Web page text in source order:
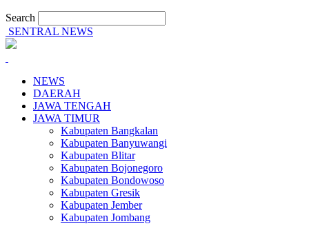
Search
SENTRAL NEWS
NEWS
DAERAH
JAWA TENGAH
JAWA TIMUR
Kabupaten Bangkalan
Kabupaten Banyuwangi
Kabupaten Blitar
Kabupaten Bojonegoro
Kabupaten Bondowoso
Kabupaten Gresik
Kabupaten Jember
Kabupaten Jombang